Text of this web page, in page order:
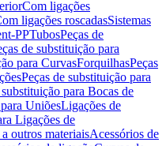
Com ligações
ligações roscadasSistemas
PPTubosPeças de
de substituição para
para CurvasForquilhasPeças
Peças de substituição para
substituição para Bocas de
UniõesLigações de
Ligações de
outros materiaisAcessórios de